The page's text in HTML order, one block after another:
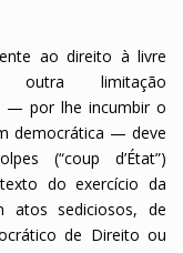
ao direito à livre
outra limitação
— por lhe incumbir o
democrática — deve
(“coup d’État”)
do exercício da
atos sediciosos, de
de Direito ou